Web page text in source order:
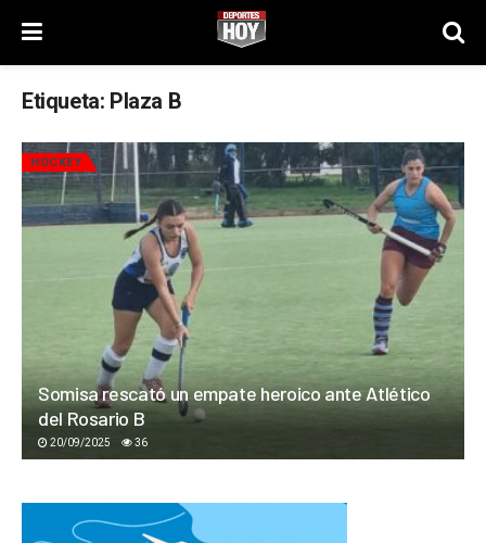
Etiqueta: Plaza B
HOCKEY
Somisa rescató un empate heroico ante Atlético
del Rosario B
20/09/2025 36